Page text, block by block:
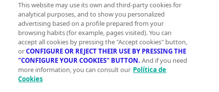
Local en
venta ,
Las
Viñas,
Santurtzi
Planta 0
This website may use its own and third-party cookies for
analytical purposes, and to show you personalized
advertising based on a profile prepared from your
browsing habits (for example, pages visited). You can
accept all cookies by pressing the "Accept cookies" button,
orCONFIGURE OR REJECT THEIR USE BY PRESSING THE
"CONFIGURE YOUR COOKIES" BUTTON. And if you need
more information, you can consult our Política de
Cookies